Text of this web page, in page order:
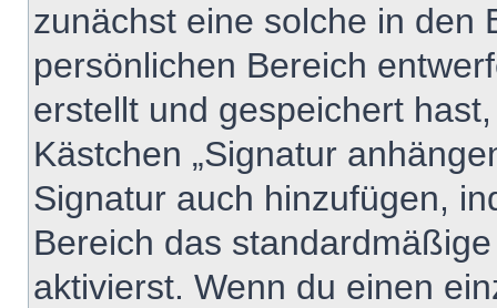
zunächst eine solche in den
persönlichen Bereich
erstellt und gespeichert
Kästchen „Signatur
Signatur auch hinzufügen,
Bereich das
aktivierst. Wenn du einen